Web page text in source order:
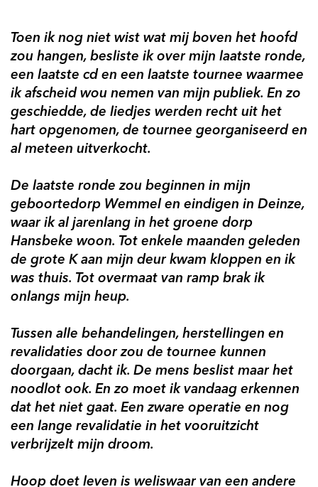
Toen ik nog niet wist wat mij boven het hoofd
zou hangen, besliste ik over mijn laatste ronde,
een laatste cd en een laatste tournee waarmee
ik afscheid wou nemen van mijn publiek. En zo
geschiedde, de liedjes werden recht uit het
hart opgenomen, de tournee georganiseerd en
al meteen uitverkocht.
De laatste ronde zou beginnen in mijn
geboortedorp Wemmel en eindigen in Deinze,
waar ik al jarenlang in het groene dorp
Hansbeke woon. Tot enkele maanden geleden
de grote K aan mijn deur kwam kloppen en ik
was thuis. Tot overmaat van ramp brak ik
onlangs mijn heup.
Tussen alle behandelingen, herstellingen en
revalidaties door zou de tournee kunnen
doorgaan, dacht ik. De mens beslist maar het
noodlot ook. En zo moet ik vandaag erkennen
dat het niet gaat. Een zware operatie en nog
een lange revalidatie in het vooruitzicht
verbrijzelt mijn droom.
Hoop doet leven is weliswaar van een andere